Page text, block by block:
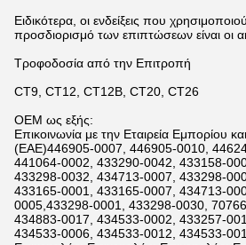
Ειδικότερα, οι ενδείξεις που
προσδιορισμό των επιπτώσεων είναι οι
Τροφοδοσία από την Επιτροπή
CT9, CT12, CT12B, CT20, CT26
OEM ως εξής:
Επικοινωνία με την Εταιρεία Εμπορίου
(ΕΑΕ)446905-0007, 446905-0010,
441064-0002, 433290-0042, 433158-
433298-0032, 434713-0007, 433298-
433165-0001, 433165-0007, 434713-
0005,433298-0001, 433298-0030,
434883-0017, 434533-0002, 433257-
434533-0006, 434533-0012, 434533-